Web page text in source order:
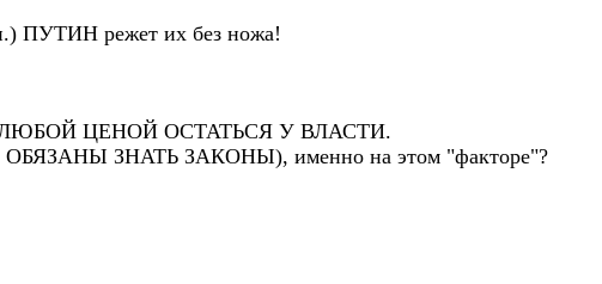
ПУТИН режет их без ножа!
ЛЮБОЙ ЦЕНОЙ ОСТАТЬСЯ У ВЛАСТИ.
ОБЯЗАНЫ ЗНАТЬ ЗАКОНЫ), именно на этом "факторе"?